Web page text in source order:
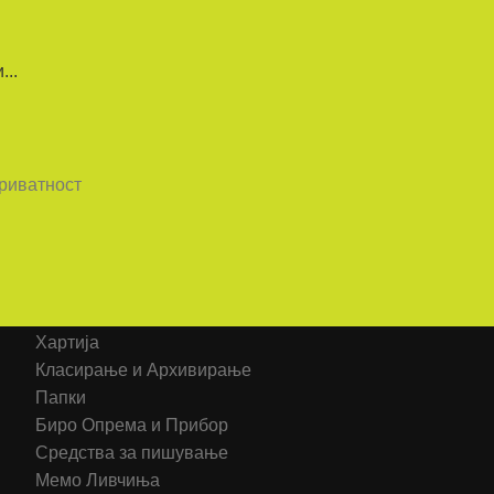
Хартија
Класирање и Архивирање
Папки
Биро Опрема и Прибор
Средства за пишување
Мемо Ливчиња